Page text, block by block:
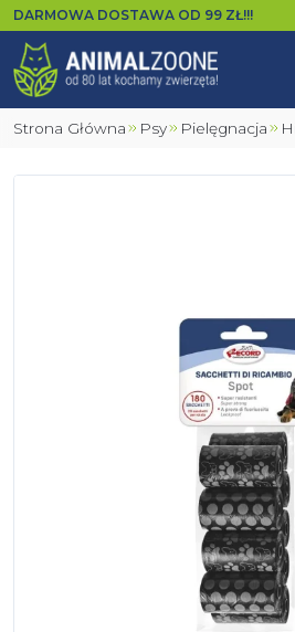
DARMOWA DOSTAWA OD 99 ZŁ!!!
Strona Główna Psy Pielęgnacja